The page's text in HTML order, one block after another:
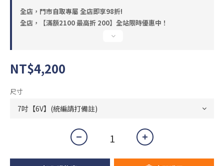
全店，門市自取專屬 全店即享98折!
全店，【滿額2100 最高折 200】全站限時優惠中！
NT$4,200
尺寸